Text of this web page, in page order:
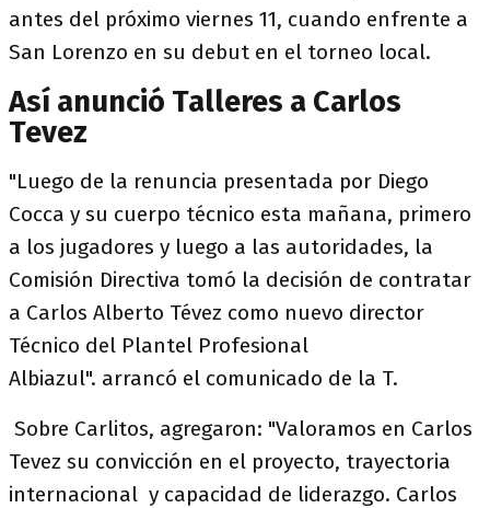
antes del próximo viernes 11, cuando enfrente a
San Lorenzo en su debut en el torneo local.
Así anunció Talleres a Carlos
Tevez
"Luego de la renuncia presentada por Diego
Cocca y su cuerpo técnico esta mañana, primero
a los jugadores y luego a las autoridades, la
Comisión Directiva tomó la decisión de contratar
a Carlos Alberto Tévez como nuevo director
Técnico del Plantel Profesional
Albiazul". arrancó el comunicado de la T.
Sobre Carlitos, agregaron: "Valoramos en Carlos
Tevez su convicción en el proyecto, trayectoria
internacional y capacidad de liderazgo. Carlos